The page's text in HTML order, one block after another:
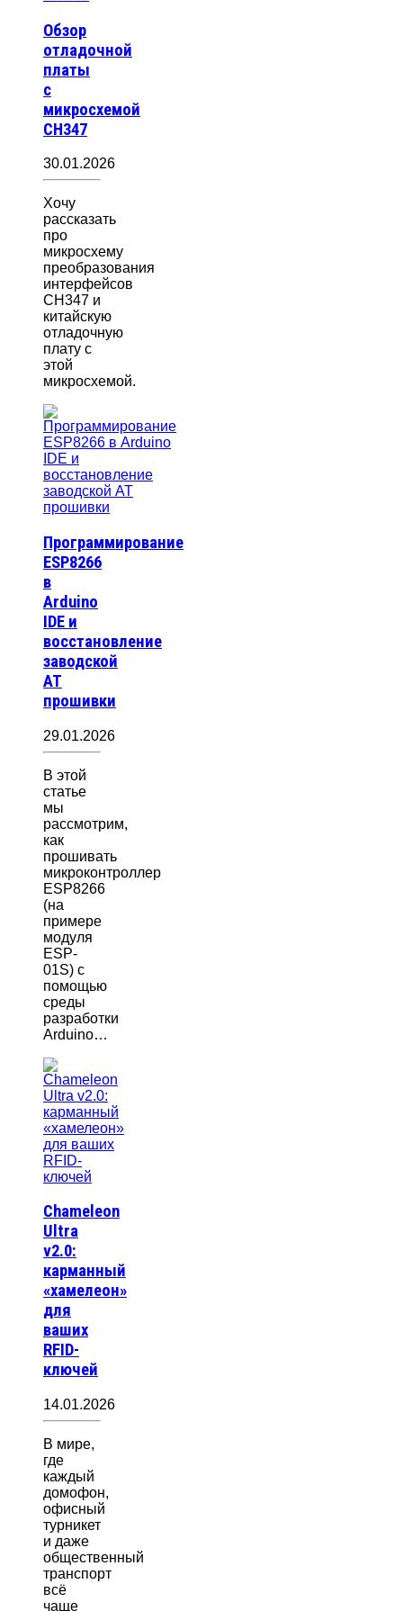
Обзор
отладочной
платы
с
микросхемой
CH347
30.01.2026
Хочу
рассказать
про
микросхему
преобразования
интерфейсов
CH347 и
китайскую
отладочную
плату с
этой
микросхемой.
Программирование
ESP8266
в
Arduino
IDE и
восстановление
заводской
AT
прошивки
29.01.2026
В этой
статье
мы
рассмотрим,
как
прошивать
микроконтроллер
ESP8266
(на
примере
модуля
ESP-
01S) с
помощью
среды
разработки
Arduino…
Chameleon
Ultra
v2.0:
карманный
«хамелеон»
для
ваших
RFID-
ключей
14.01.2026
В мире,
где
каждый
домофон,
офисный
турникет
и даже
общественный
транспорт
всё
чаще